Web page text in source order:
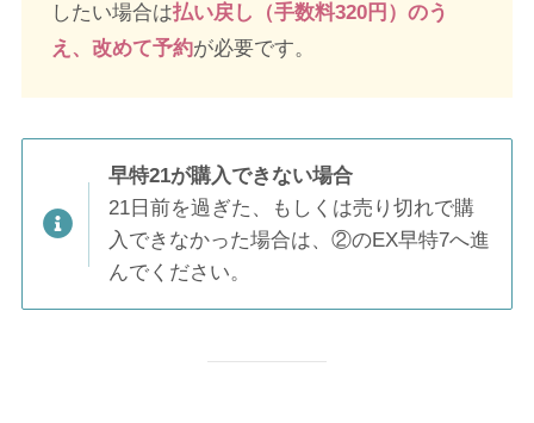
したい場合は払い戻し（手数料320円）のう
え、改めて予約が必要です。
早特21が購入できない場合
21日前を過ぎた、もしくは売り切れで購
入できなかった場合は、②のEX早特7へ進
んでください。